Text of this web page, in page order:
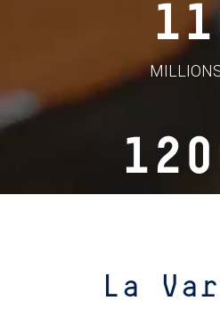
La